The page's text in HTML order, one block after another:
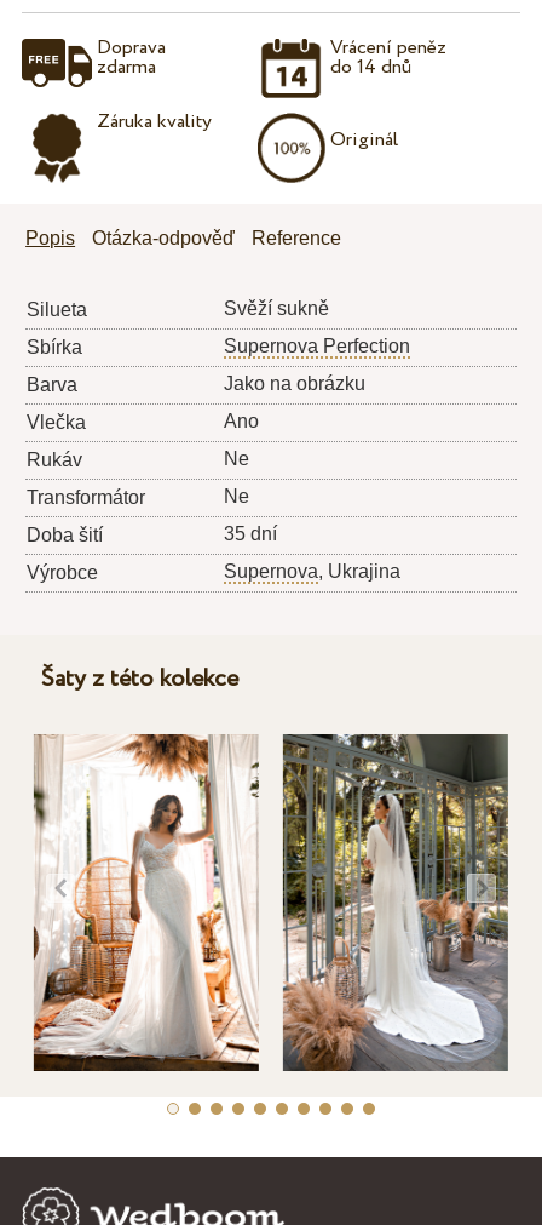
Doprava
zdarma
Záruka kvality
Vrácení peněz
do 14 dnů
Originál
Popis Otázka-odpověď Reference
Silueta
Svěží sukně
Sbírka
Supernova Perfection
Barva
Jako na obrázku
Vlečka
Ano
Rukáv
Ne
Transformátor
Ne
Doba šití
35 dní
Výrobce
Supernova, Ukrajina
Šaty z této kolekce